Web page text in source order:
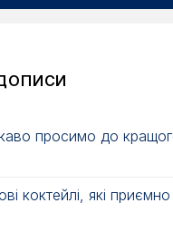
просимо до
коктейлі, які